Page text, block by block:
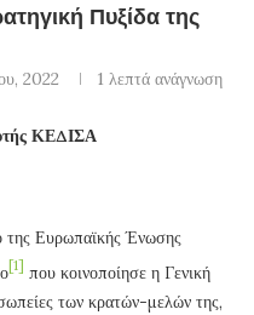
Πυξίδα της
2022 1 λεπτά ανάγνωση
ΚΕΔΙΣΑ
της Ευρωπαϊκής Ένωσης
[1] που κοινοποίησε η Γενική
των κρατών-μελών της,